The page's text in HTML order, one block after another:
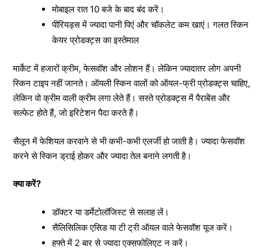
मोबाइल रात 10 बजे के बाद बंद करें।
पीरियड्स में ज्यादा पानी पिएं और चॉकलेट कम खाएं। गलत स्किन
केयर प्रोडक्ट्स का इस्तेमाल
मार्केट में हजारों क्रीम, फेसवॉश और लोशन हैं। लेकिन ज्यादातर लोग अपनी
स्किन टाइप नहीं जानते। ऑयली स्किन वालों को ऑयल-फ्री प्रोडक्ट्स चाहिए,
लेकिन वो क्रीम वाली क्रीम लगा लेते हैं। सस्ते प्रोडक्ट्स में पैराबेंस और
सल्फेट होते हैं, जो इरिटेशन पैदा करते हैं।
सैलून में फेशियल करवाने से भी कभी-कभी एलर्जी हो जाती है। ज्यादा फेसवॉश
करने से स्किन ड्राई होकर और ज्यादा तेल बनाने लगती है।
क्या करें?
डॉक्टर या डर्मेटोलॉजिस्ट से सलाह लें।
सैलिसिलिक एसिड या टी ट्री ऑयल वाले फेसवॉश यूज करें।
हफ्ते में 2 बार से ज्यादा एक्सफोलिएट न करें।